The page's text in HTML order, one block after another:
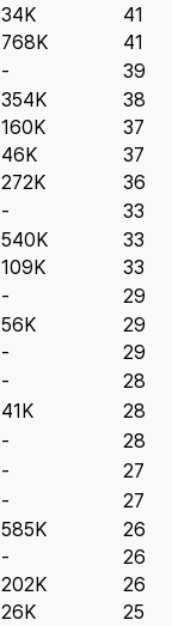
34K
41
768K
41
-
39
354K
38
160K
37
46K
37
272K
36
-
33
540K
33
109K
33
-
29
56K
29
-
29
-
28
41K
28
-
28
-
27
-
27
585K
26
-
26
202K
26
26K
25